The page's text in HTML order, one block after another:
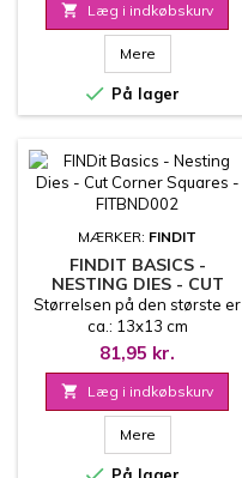
 Læg i indkøbskurv
Mere
 På lager
MÆRKER: FINDIT
FINDIT BASICS -
NESTING DIES - CUT
CORNER SQUARES -
FITBND002
Størrelsen på den største er
ca.: 13x13 cm
81,95 kr.
 Læg i indkøbskurv
Mere